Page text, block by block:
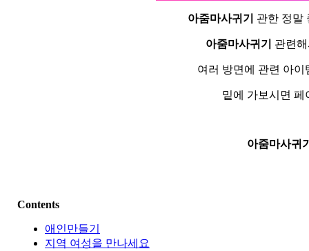
아줌마사귀기 관한 정말
아줌마사귀기 관련
여러 방면에 관련 아
밑에 가보시면 페
아줌마사귀
Contents
애인만들기
지역 여성을 만나세요